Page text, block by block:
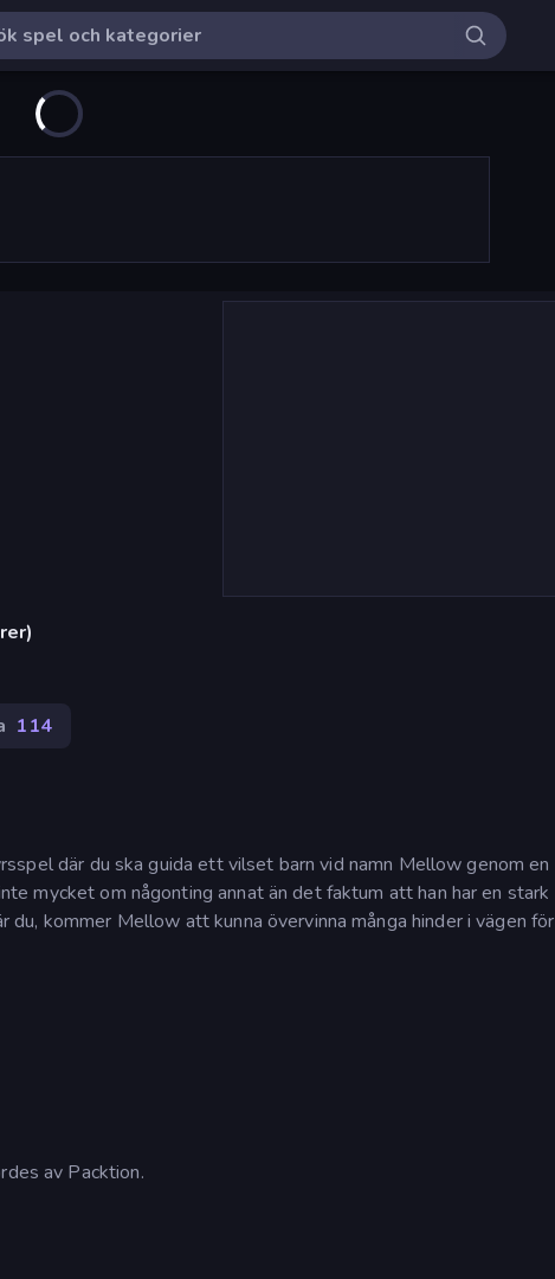
114
där du ska guida ett vilset barn vid namn Mellow genom en
mycket om någonting annat än det faktum att han har en stark
kommer Mellow att kunna övervinna många hinder i vägen för
av Packtion.